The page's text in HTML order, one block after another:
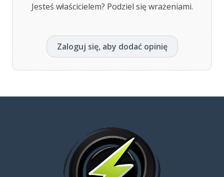
Jesteś właścicielem? Podziel się wrażeniami.
Zaloguj się, aby dodać opinię